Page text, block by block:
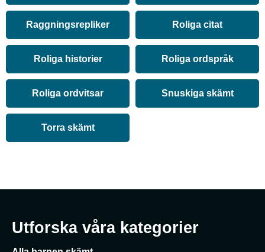
Raggningsrepliker Roliga citat
Roliga historier Roliga ordspråk
Roliga ordvitsar Snuskiga skämt
Torra skämt
Utforska våra kategorier